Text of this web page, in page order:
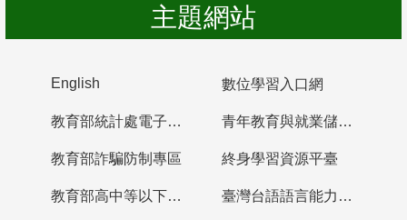
主題網站
English 數位學習入口網
教育部統計處電子書櫃 青年教育與就業儲蓄帳戶
教育部詐騙防制專區 終身學習資源平臺
教育部高中等以下學校及幼兒園教師資格檢定考試 臺灣台語語言能力認證網站